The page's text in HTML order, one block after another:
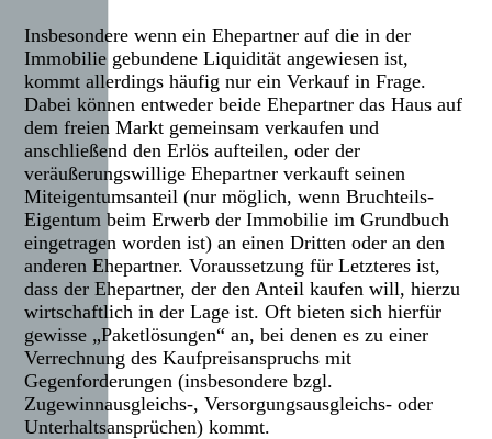
Insbesondere wenn ein Ehepartner auf die in der
Immobilie gebundene Liquidität angewiesen ist,
kommt allerdings häufig nur ein Verkauf in Frage.
Dabei können entweder beide Ehepartner das Haus auf
dem freien Markt gemeinsam verkaufen und
anschließend den Erlös aufteilen, oder der
veräußerungswillige Ehepartner verkauft seinen
Miteigentumsanteil (nur möglich, wenn Bruchteils-
Eigentum beim Erwerb der Immobilie im Grundbuch
eingetragen worden ist) an einen Dritten oder an den
anderen Ehepartner. Voraussetzung für Letzteres ist,
dass der Ehepartner, der den Anteil kaufen will, hierzu
wirtschaftlich in der Lage ist. Oft bieten sich hierfür
gewisse „Paketlösungen“ an, bei denen es zu einer
Verrechnung des Kaufpreisanspruchs mit
Gegenforderungen (insbesondere bzgl.
Zugewinnausgleichs-, Versorgungsausgleichs- oder
Unterhaltsansprüchen) kommt.